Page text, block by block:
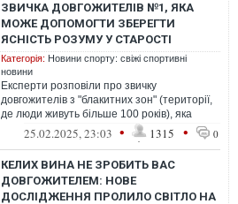
ЗВИЧКА ДОВГОЖИТЕЛІВ №1, ЯКА
МОЖЕ ДОПОМОГТИ ЗБЕРЕГТИ
ЯСНІСТЬ РОЗУМУ У СТАРОСТІ
Категорія: Новини спорту: свіжі спортивні
новини
Експерти розповіли про звичку
довгожителів з "блакитних зон" (території,
де люди живуть більше 100 років), яка
допомагає уникнути деменції та зберегти...
25.02.2025, 23:03 • 1315 • 0
КЕЛИХ ВИНА НЕ ЗРОБИТЬ ВАС
ДОВГОЖИТЕЛЕМ: НОВЕ
ДОСЛІДЖЕННЯ ПРОЛИЛО СВІТЛО НА